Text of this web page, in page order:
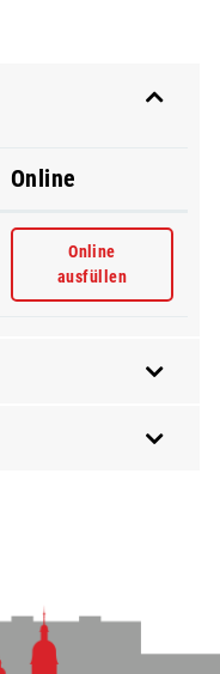
Online
Anpassung
Online
ausfüllen